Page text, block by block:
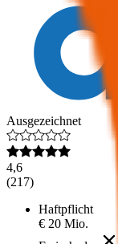
Ausgezeichnet
4,6
(217)
Haftpflicht
€ 20 Mio.